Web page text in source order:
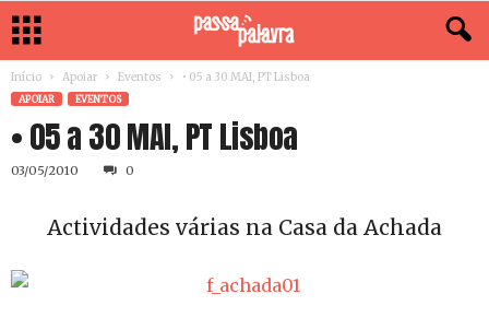
Início Apoiar Eventos • 05 a 30 MAI, PT Lisboa
APOIAR EVENTOS
• 05 a 30 MAI, PT Lisboa
03/05/2010 0
Actividades várias na Casa da Achada